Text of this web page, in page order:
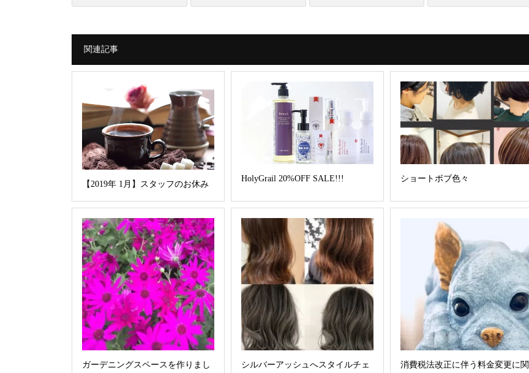
関連記事
【2019年 1月】スタッフのお休み
HolyGrail 20%OFF SALE!!! ショートボブ色々
ガーデニングスペースを作りまし
シルバーアッシュへスタイルチェ
消費税法改正に伴う料金変更に関